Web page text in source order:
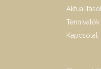
Kapcsolat